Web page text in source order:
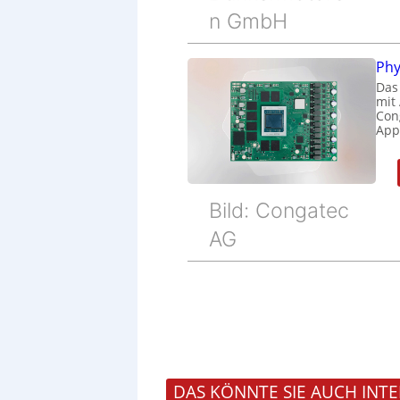
n GmbH
Bild: Congatec
AG
mit
DAS KÖNNTE SIE AUCH